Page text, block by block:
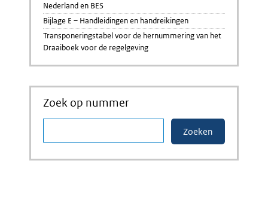
Nederland en BES
Bijlage E – Handleidingen en handreikingen
Transponeringstabel voor de hernummering van het
Draaiboek voor de regelgeving
Zoek op nummer